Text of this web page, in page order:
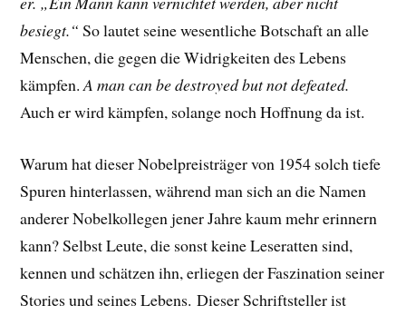
besiegt.“So lautet seine wesentliche Botschaft an alle
Menschen, die gegen die Widrigkeiten des Lebens
kämpfen.A man can be destroyed but not defeated.
Auch er wird kämpfen, solange noch Hoffnung da ist.
Warum hat dieser Nobelpreisträger von 1954 solch tiefe
Spuren hinterlassen, während man sich an die Namen
anderer Nobelkollegen jener Jahre kaum mehr erinnern
kann? Selbst Leute, die sonst keine Leseratten sind,
kennen und schätzen ihn, erliegen der Faszination seiner
Stories und seines Lebens. Dieser Schriftsteller ist